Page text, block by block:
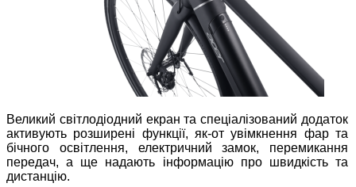
Великий світлодіодний екран та спеціалізований додаток
активують розширені функції, як-от увімкнення фар та
бічного освітлення, електричний замок, перемикання
передач, а ще надають інформацію про швидкість та
дистанцію.